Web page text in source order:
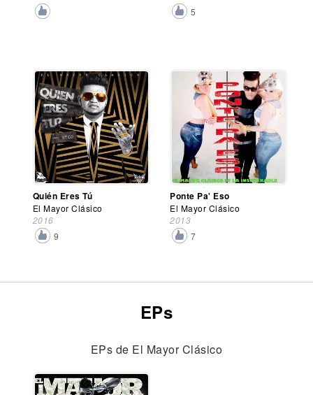
5
Quién Eres Tú
El Mayor Clásico
2016
9
Ponte Pa' Eso
El Mayor Clásico
2013
7
EPs
EPs de El Mayor Clásico